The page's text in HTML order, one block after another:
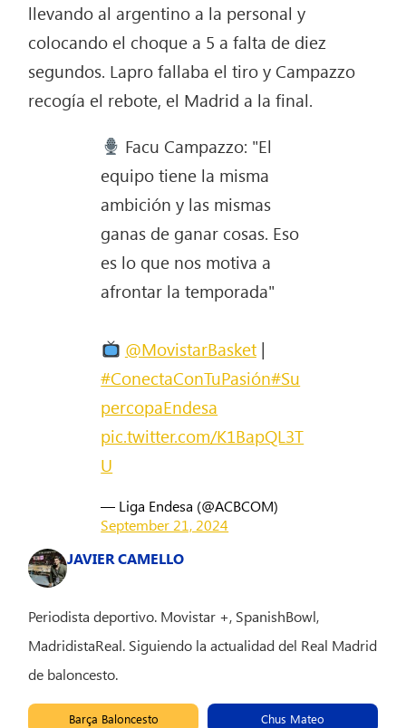
llevando al argentino a la personal y
colocando el choque a 5 a falta de diez
segundos. Lapro fallaba el tiro y Campazzo
recogía el rebote, el Madrid a la final.
Facu Campazzo: "El
equipo tiene la misma
ambición y las mismas
ganas de ganar cosas. Eso
es lo que nos motiva a
afrontar la temporada"
@MovistarBasket|
#ConectaConTuPasión#Su
percopaEndesa
pic.twitter.com/K1BapQL3T
U
— Liga Endesa (@ACBCOM)
September 21, 2024
JAVIER CAMELLO
Periodista deportivo. Movistar +, SpanishBowl,
MadridistaReal. Siguiendo la actualidad del Real Madrid
de baloncesto.
Barça Baloncesto Chus Mateo